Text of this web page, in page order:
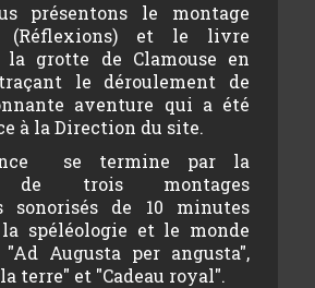
présentons le montage
(Réflexions) et le livre
la grotte de Clamouse en
le déroulement de
aventure qui a été
à la Direction du site.
se termine par la
de trois montages
sonorisés de 10 minutes
spéléologie et le monde
Augusta per angusta",
terre" et "Cadeau royal".